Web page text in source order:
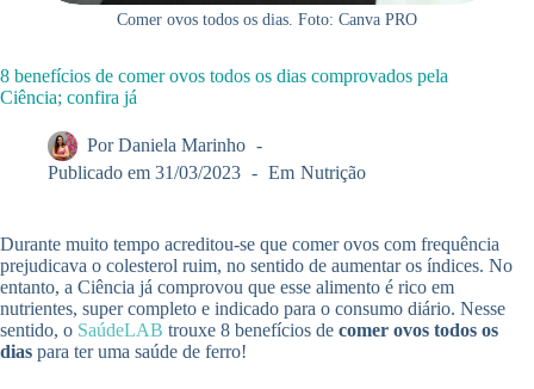
Comer ovos todos os dias. Foto: Canva PRO
8 benefícios de comer ovos todos os dias comprovados pela
Ciência; confira já
Por Daniela Marinho
Publicado em 31/03/2023 Em Nutrição
Durante muito tempo acreditou-se que comer ovos com frequência
prejudicava o colesterol ruim, no sentido de aumentar os índices. No
entanto, a Ciência já comprovou que esse alimento é rico em
nutrientes, super completo e indicado para o consumo diário. Nesse
sentido, o SaúdeLAB trouxe 8 benefícios de comer ovos todos os
dias para ter uma saúde de ferro!